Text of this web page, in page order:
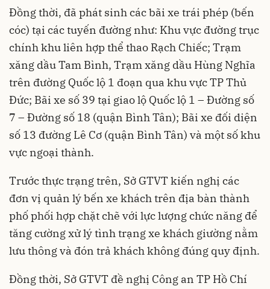
Đồng thời, đã phát sinh các bãi xe trái phép (bến
cóc) tại các tuyến đường như: Khu vực đường trục
chính khu liên hợp thể thao Rạch Chiếc; Trạm
xăng dầu Tam Bình, Trạm xăng dầu Hùng Nghĩa
trên đường Quốc lộ 1 đoạn qua khu vực TP Thủ
Đức; Bãi xe số 39 tại giao lộ Quốc lộ 1 – Đường số
7 – Đường số 18 (quận Bình Tân); Bãi xe đối diện
số 13 đường Lê Cơ (quận Bình Tân) và một số khu
vực ngoại thành.
Trước thực trạng trên, Sở GTVT kiến nghị các
đơn vị quản lý bến xe khách trên địa bàn thành
phố phối hợp chặt chẽ với lực lượng chức năng để
tăng cường xử lý tình trạng xe khách giường nằm
lưu thông và đón trả khách không đúng quy định.
Đồng thời, Sở GTVT đề nghị Công an TP Hồ Chí